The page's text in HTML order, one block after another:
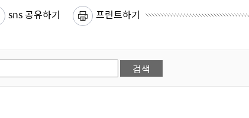
sns 공유하기 프린트하기